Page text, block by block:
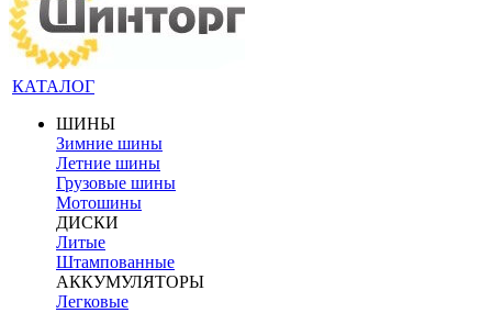
КАТАЛОГ
ШИНЫ
Зимние шины
Летние шины
Грузовые шины
Мотошины
ДИСКИ
Литые
Штампованные
АККУМУЛЯТОРЫ
Легковые